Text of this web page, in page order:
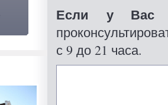
Если у Вас
с 9 до 21 часа.